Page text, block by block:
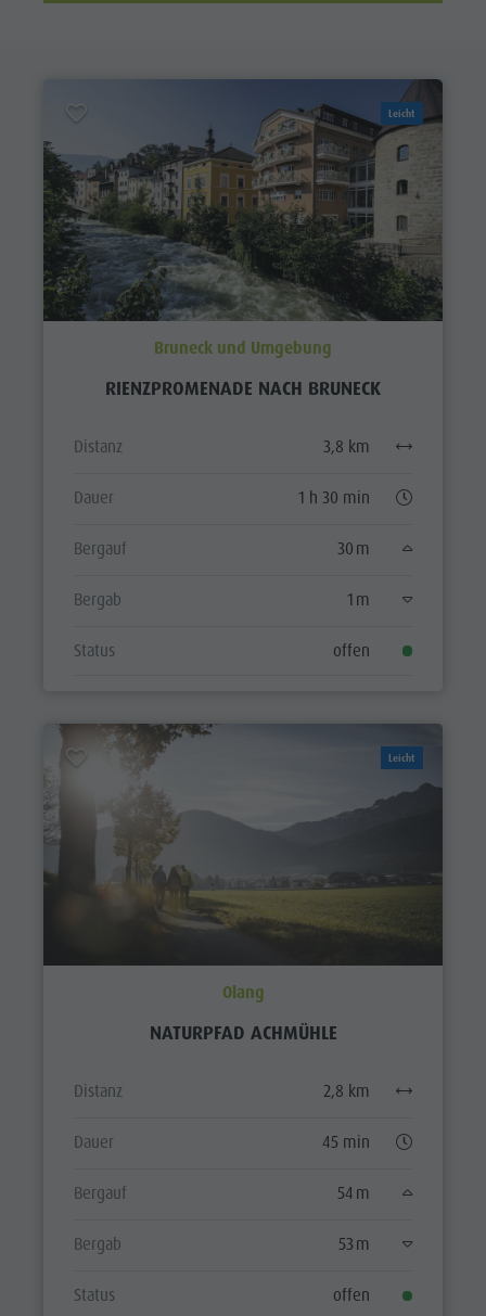
Leicht
Bruneck und Umgebung
RIENZPROMENADE NACH BRUNECK
Distanz 3,8 km
Dauer 1 h 30 min
Bergauf 30 m
Bergab 1 m
Status offen
Leicht
Olang
NATURPFAD ACHMÜHLE
Distanz 2,8 km
Dauer 45 min
Bergauf 54 m
Bergab 53 m
Status offen